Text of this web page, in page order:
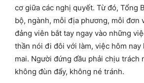
cơ giữa các nghị quyết. Từ đó, Tổng
bộ, ngành, mỗi địa phương, mỗi đơn
đảng viên bắt tay ngay vào những
thần nói đi đôi với làm, việc hôm nay
mai. Người đứng đầu phải chịu trách
không đùn đẩy, không né tránh.